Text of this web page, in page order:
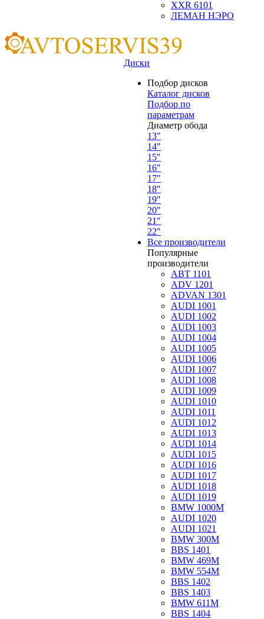
XXR 6101
ЛЕМАН НЭРО
Диски
Подбор дисков
Каталог дисков
Подбор по
параметрам
Диаметр обода
13"
14"
15"
16"
17"
18"
19"
20"
21"
22"
Все производители
Популярные
производители
ABT 1101
ADV 1201
ADVAN 1301
AUDI 1001
AUDI 1002
AUDI 1003
AUDI 1004
AUDI 1005
AUDI 1006
AUDI 1007
AUDI 1008
AUDI 1009
AUDI 1010
AUDI 1011
AUDI 1012
AUDI 1013
AUDI 1014
AUDI 1015
AUDI 1016
AUDI 1017
AUDI 1018
AUDI 1019
BMW 1000M
AUDI 1020
AUDI 1021
BMW 300M
BBS 1401
BMW 469M
BMW 554M
BBS 1402
BBS 1403
BMW 611M
BBS 1404